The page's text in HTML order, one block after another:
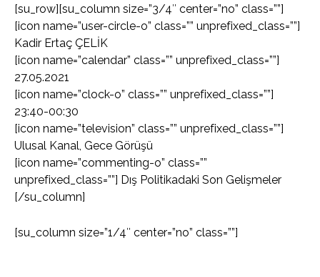
[su_row][su_column size=”3/4″ center=”no” class=””]
[icon name=”user-circle-o” class=”” unprefixed_class=””]
Kadir Ertaç ÇELİK
[icon name=”calendar” class=”” unprefixed_class=””]
27.05.2021
[icon name=”clock-o” class=”” unprefixed_class=””]
23:40-00:30
[icon name=”television” class=”” unprefixed_class=””]
Ulusal Kanal, Gece Görüşü
[icon name=”commenting-o” class=””
unprefixed_class=””] Dış Politikadaki Son Gelişmeler
[/su_column]
[su_column size=”1/4″ center=”no” class=””]